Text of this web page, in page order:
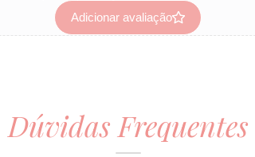
Adicionar avaliação
Dúvidas Frequentes